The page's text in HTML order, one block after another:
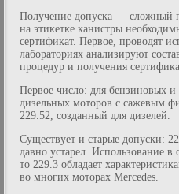
Получение допуска — сложный
на этикетке канистры
сертификат. Первое, проводят
лабораториях анализируют
процедур и получения
Первое число: для бензиновых и
дизельных моторов с сажевым
229.52, созданный для дизелей.
Существует и старые допуски:
давно устарел. Использование
то 229.3 обладает
во многих моторах Mercedes.